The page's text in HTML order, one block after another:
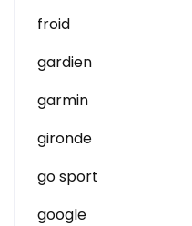
froid
gardien
garmin
gironde
go sport
google